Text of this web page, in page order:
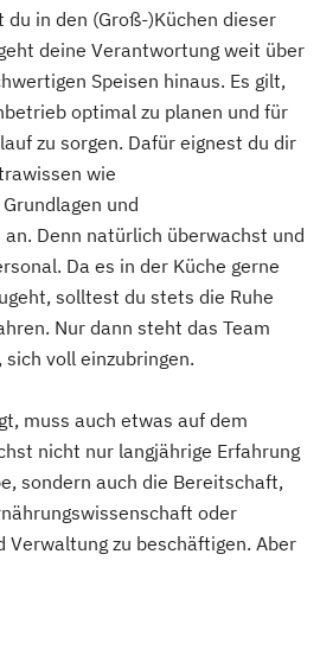
in den (Groß-)Küchen dieser
deine Verantwortung weit über
Speisen hinaus. Es gilt,
optimal zu planen und für
zu sorgen. Dafür eignest du dir
wie
und
Denn natürlich überwachst und
Da es in der Küche gerne
solltest du stets die Ruhe
Nur dann steht das Team
voll einzubringen.
muss auch etwas auf dem
nicht nur langjährige Erfahrung
sondern auch die Bereitschaft,
oder
Verwaltung zu beschäftigen. Aber